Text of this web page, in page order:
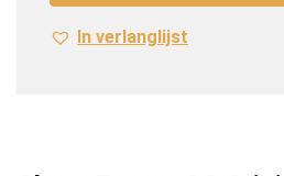
x
0,5 In verlanglijst